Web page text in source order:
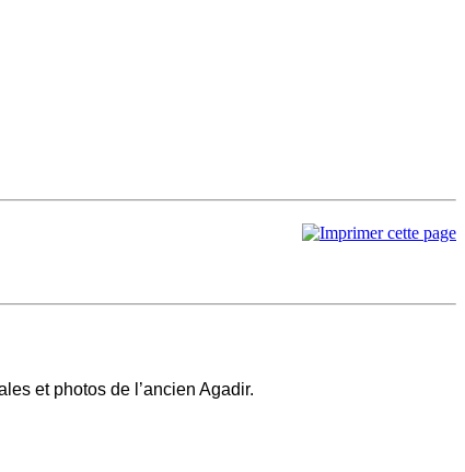
et photos de l’ancien Agadir.